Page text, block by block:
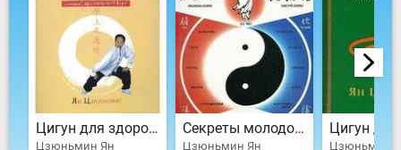
Цигун для здоровья и боевых искусств
Цзюньмин Ян
Секреты молодости. Цигун изменения мышц и сухожилий. Цигун промывания костного и головного мозга
Цзюньмин Ян
Цзюньмин